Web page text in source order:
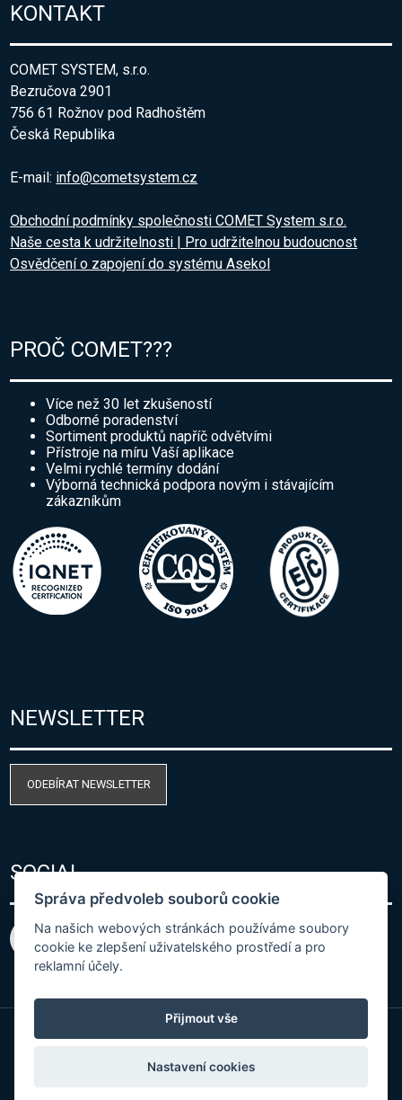
KONTAKT
COMET SYSTEM, s.r.o.
Bezručova 2901
756 61 Rožnov pod Radhoštěm
Česká Republika
E-mail: info@cometsystem.cz
Obchodní podmínky společnosti COMET System s.r.o.
Naše cesta k udržitelnosti | Pro udržitelnou budoucnost
Osvědčení o zapojení do systému Asekol
PROČ COMET???
Více než 30 let zkušeností
Odborné poradenství
Sortiment produktů napříč odvětvími
Přístroje na míru Vaší aplikace
Velmi rychlé termíny dodání
Výborná technická podpora novým i stávajícím
zákazníkům
NEWSLETTER
ODEBÍRAT NEWSLETTER
SOCIAL
bySpaneco
Správa předvoleb souborů cookie
Na našich webových stránkách používáme soubory
cookie ke zlepšení uživatelského prostředí a pro
reklamní účely.
Přijmout vše
Nastavení cookies